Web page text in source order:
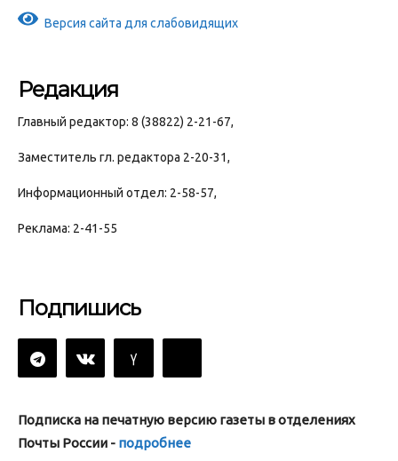
Версия сайта для слабовидящих
Редакция
Главный редактор: 8 (38822) 2-21-67,
Заместитель гл. редактора 2-20-31,
Информационный отдел: 2-58-57,
Реклама: 2-41-55
Подпишись
Подписка на печатную версию газеты в отделениях
Почты России - подробнее